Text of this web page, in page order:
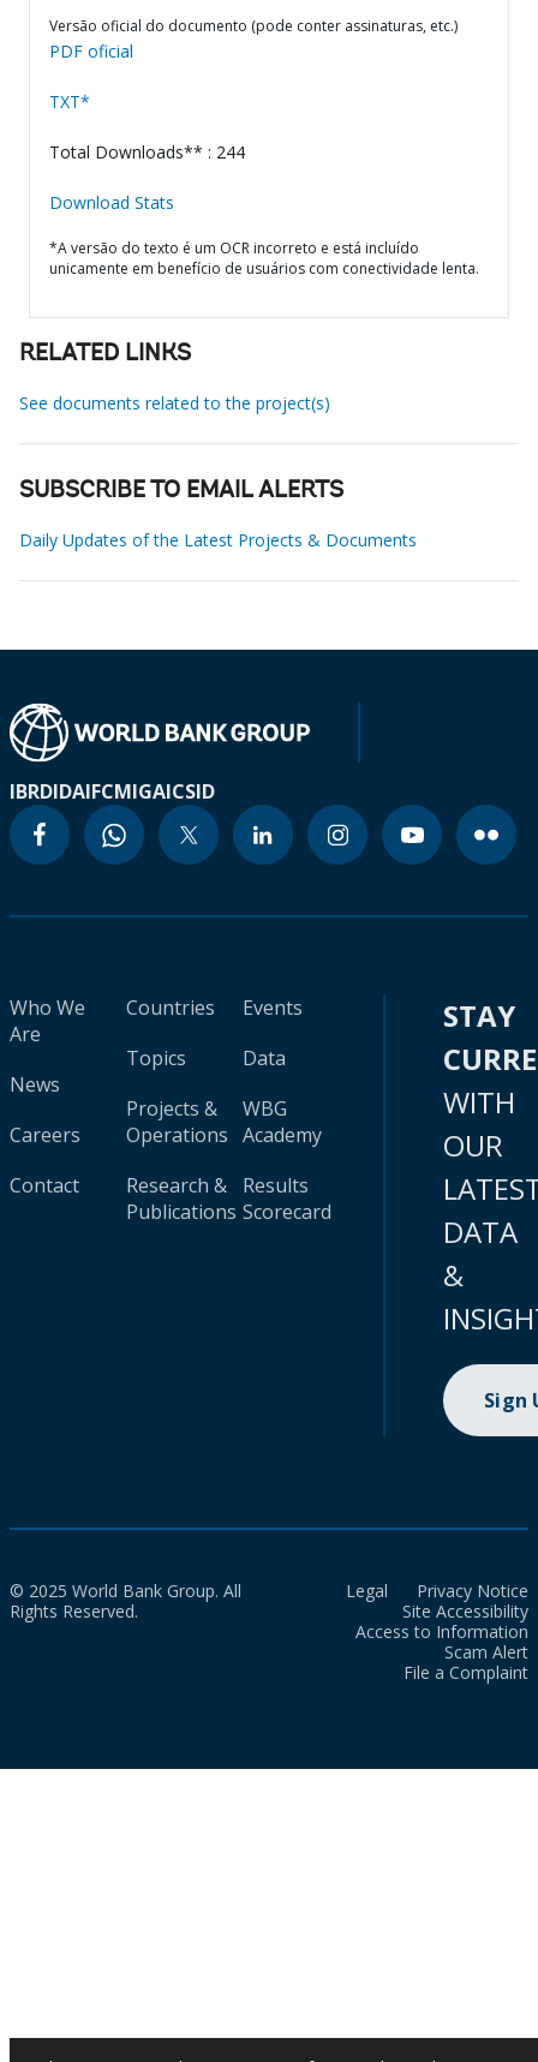
Versão oficial do documento (pode conter assinaturas, etc.)
PDF oficial
TXT*
Total Downloads** : 244
Download Stats
*A versão do texto é um OCR incorreto e está incluído
unicamente em benefício de usuários com conectividade lenta.
RELATED LINKS
See documents related to the project(s)
SUBSCRIBE TO EMAIL ALERTS
Daily Updates of the Latest Projects & Documents
IBRDIDAIFCMIGAICSID
Who We
Are
News
Careers
Contact
Countries
Topics
Projects &
Operations
Research &
Publications
Events
Data
WBG
Academy
Results
Scorecard
STAY
WITH
OUR
DATA
&
Sign
© 2025 World Bank Group. All
Rights Reserved.
Legal
Privacy Notice
Site Accessibility
Access to Information
Scam Alert
File a Complaint